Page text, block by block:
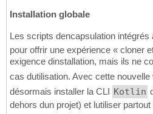
Installation globale
Les scripts dencapsulation
pour offrir une expérience « cloner
exigence dinstallation, mais ils ne
cas dutilisation. Avec cette
désormais installer la CLI Kotlin
dehors dun projet) et lutiliser